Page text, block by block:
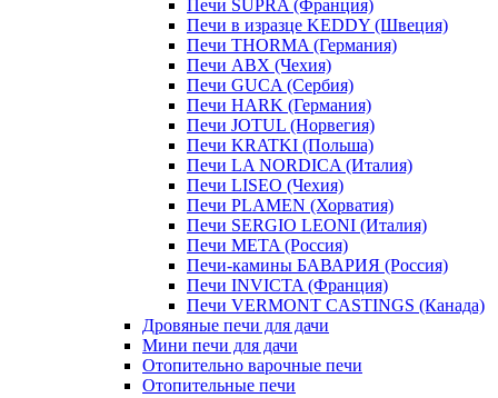
Печи SUPRA (Франция)
Печи в изразце KEDDY (Швеция)
Печи THORMA (Германия)
Печи ABX (Чехия)
Печи GUCA (Сербия)
Печи HARK (Германия)
Печи JOTUL (Норвегия)
Печи KRATKI (Польша)
Печи LA NORDICA (Италия)
Печи LISEO (Чехия)
Печи PLAMEN (Хорватия)
Печи SERGIO LEONI (Италия)
Печи META (Россия)
Печи-камины БАВАРИЯ (Россия)
Печи INVICTA (Франция)
Печи VERMONT CASTINGS (Канада)
Дровяные печи для дачи
Мини печи для дачи
Отопительно варочные печи
Отопительные печи